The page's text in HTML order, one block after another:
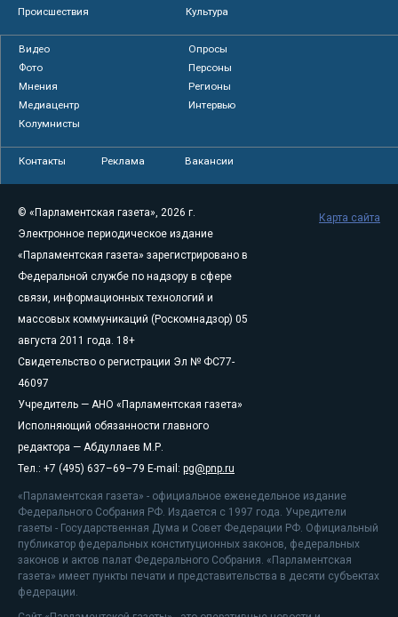
Происшествия
Культура
Видео
Опросы
Фото
Персоны
Мнения
Регионы
Медиацентр
Интервью
Колумнисты
Контакты Реклама Вакансии
© «Парламентская газета», 2026 г.
Электронное периодическое издание
«Парламентская газета» зарегистрировано в
Федеральной службе по надзору в сфере
связи, информационных технологий и
массовых коммуникаций (Роскомнадзор) 05
августа 2011 года. 18+
Свидетельство о регистрации Эл № ФС77-
46097
Учредитель — АНО «Парламентская газета»
Исполняющий обязанности главного
редактора — Абдуллаев М.Р.
Тел.: +7 (495) 637–69–79 E-mail: pg@pnp.ru
«Парламентская газета» - официальное еженедельное издание
Федерального Собрания РФ. Издается с 1997 года. Учредители
газеты - Государственная Дума и Совет Федерации РФ. Официальный
публикатор федеральных конституционных законов, федеральных
законов и актов палат Федерального Собрания. «Парламентская
газета» имеет пункты печати и представительства в десяти субъектах
федерации.
Карта сайта